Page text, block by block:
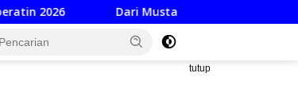
Dari Mustahik Jadi Muzaki: Baznas Dorong
tutup